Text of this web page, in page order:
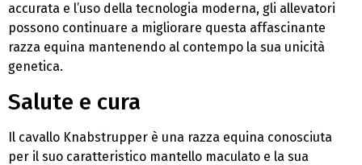
accurata e l’uso della tecnologia moderna, gli allevatori
possono continuare a migliorare questa affascinante
razza equina mantenendo al contempo la sua unicità
genetica.
Salute e cura
Il cavallo Knabstrupper è una razza equina conosciuta
per il suo caratteristico mantello maculato e la sua